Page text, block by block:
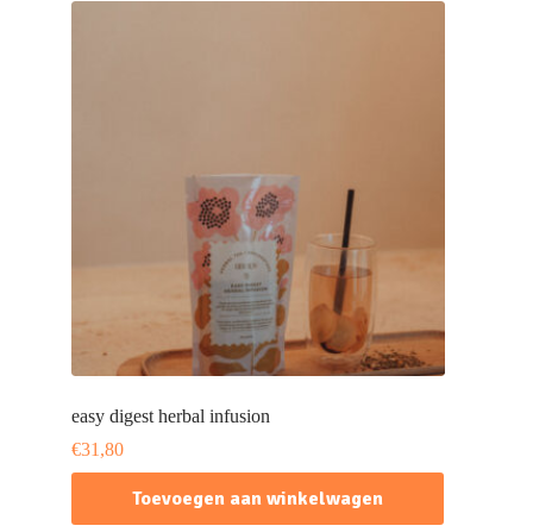
easy digest herbal infusion
€31,80
Toevoegen aan winkelwagen